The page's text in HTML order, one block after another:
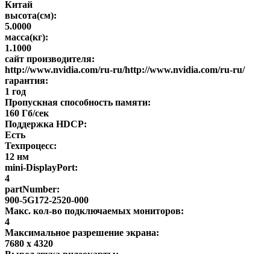
Китай
высота(см):
5.0000
масса(кг):
1.1000
сайт производителя:
http://www.nvidia.com/ru-ru/http://www.nvidia.com/ru-ru/
гарантия:
1 год
Пропускная способность памяти:
160 Гб/сек
Поддержка HDCP:
Есть
Техпроцесс:
12 нм
mini-DisplayPort:
4
partNumber:
900-5G172-2520-000
Макс. кол-во подключаемых мониторов:
4
Максимальное разрешение экрана:
7680 x 4320